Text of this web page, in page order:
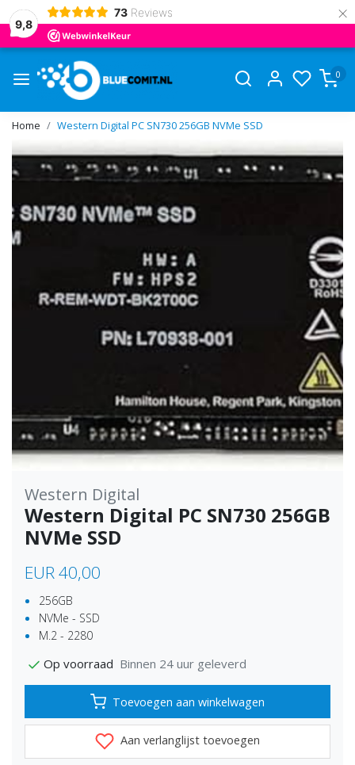
9,8
73 Reviews ×
0
Home Western Digital PC SN730 256GB NVMe SSD
Western Digital
Western Digital PC SN730 256GB
NVMe SSD
EUR 40,00
256GB
NVMe - SSD
M.2 - 2280
Op voorraad Binnen 24 uur geleverd
Toevoegen aan winkelwagen
Aan verlanglijst toevoegen